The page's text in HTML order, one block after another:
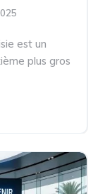
est un
plus gros